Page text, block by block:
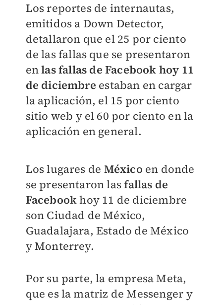
Los reportes de internautas,
emitidos a Down Detector,
detallaron que el 25 por ciento
de las fallas que se presentaron
enlas fallas de Facebook hoy 11
de diciembre estaban en cargar
la aplicación, el 15 por ciento
sitio web y el 60 por ciento en la
aplicación en general.
Los lugares de México en donde
se presentaron lasfallas de
Facebookhoy 11 de diciembre
son Ciudad de México,
Guadalajara, Estado de México
y Monterrey.
Por su parte, la empresa Meta,
que es la matriz de Messenger y